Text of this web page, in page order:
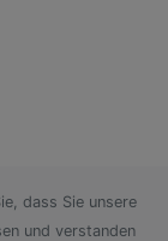
dass Sie unsere
und verstanden